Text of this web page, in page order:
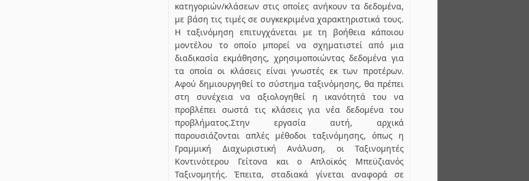
κατηγοριών/κλάσεων στις οποίες ανήκουν τα δεδομένα,
με βάση τις τιμές σε συγκεκριμένα χαρακτηριστικά τους.
Η ταξινόμηση επιτυγχάνεται με τη βοήθεια κάποιου
μοντέλου το οποίο μπορεί να σχηματιστεί από μια
διαδικασία εκμάθησης, χρησιμοποιώντας δεδομένα για
τα οποία οι κλάσεις είναι γνωστές εκ των προτέρων.
Αφού δημιουργηθεί το σύστημα ταξινόμησης, θα πρέπει
στη συνέχεια να αξιολογηθεί η ικανότητά του να
προβλέπει σωστά τις κλάσεις για νέα δεδομένα του
προβλήματος.Στην εργασία αυτή, αρχικά
παρουσιάζονται απλές μέθοδοι ταξινόμησης, όπως η
Γραμμική Διαχωριστική Ανάλυση, οι Ταξινομητές
Κοντινότερου Γείτονα και ο Απλοϊκός Μπεϋζιανός
Ταξινομητής. Έπειτα, σταδιακά γίνεται αναφορά σε